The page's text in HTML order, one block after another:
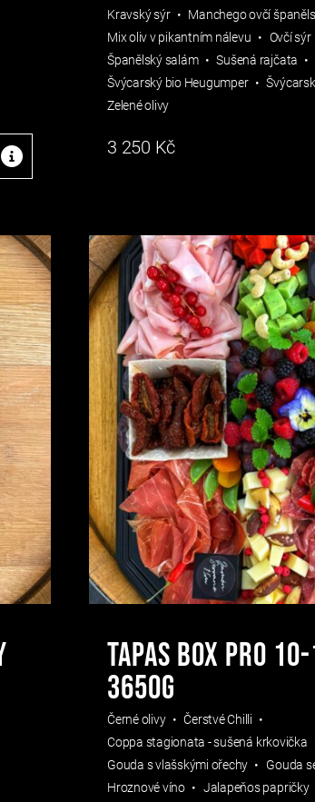
Kravský sýr
Manchego ovčí
Mix oliv v pikantním nálevu
Ovčí sýr
Španělský salám
Sušená rajčata
Švýcarský bio Heugumper
Zelené olivy
3 250 Kč
TAPAS BOX PRO
3650g
Černé olivy
Čerstvé Chilli
Coppa stagionata - sušená krkovička
Gouda s vlašskými ořechy
Gouda
Hroznové víno
Jalapeňos papričky